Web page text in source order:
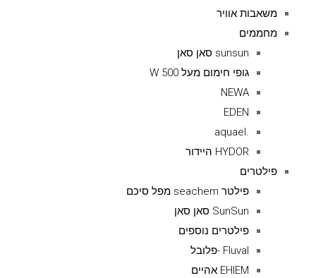
משאבות אוויר
מחממים
sunsun סאן סאן
גופי חימום מעל 500 W
NEWA
EDEN
.aquael
HYDOR היידור
פילטרים
פילטר seachem מפל סיכם
SunSun סאן סאן
פילטרים נוספים
Fluval -פלובל
EHIEM אהיים